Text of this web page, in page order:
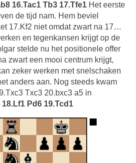
16.Tac1 Tb3 17.Tfe1 Het eerste
de tijd nam. Hem beviel
17.Kf2 niet omdat zwart na 17…
en tegenkansen krijgt op de
stelde nu het positionele offer
zwart een mooi centrum krijgt,
zeker werken met snelschaken
anders aan. Nog steeds kwam
Txc3 20.bxc3 a5 in
Pd6 19.Tcd1